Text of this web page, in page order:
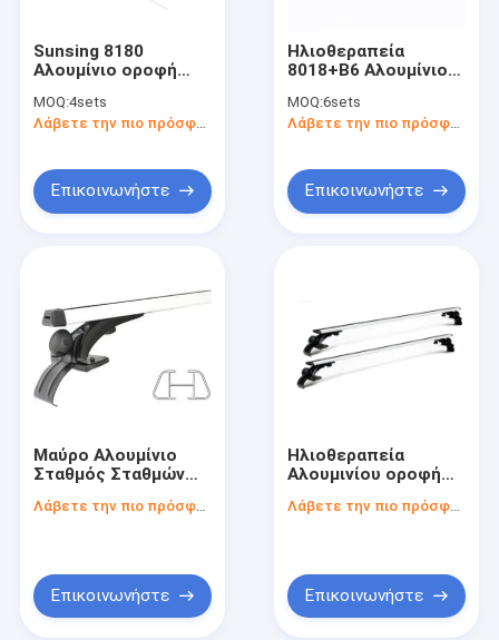
Sunsing 8180
Αλουμίνιο οροφή
Σταυροδέκτες Thule
Design Παγκόσμια
με κλειδαριές
Προσαρμοσμένη
παραγγελία ράκες
MOQ:4sets
Λάβετε την πιο πρόσφατη τιμή
Επικοινωνήστε
Ηλιοθεραπεία
8018+B6 Αλουμίνιο
Σταυροδέματα
Παγκόσμια αξεσουάρ
σφίξιμο Ανοίγει
Αλουμίνιο οροφή
Mount
MOQ:6sets
Λάβετε την πιο πρόσφατη τιμή
Επικοινωνήστε
Μαύρο Αλουμίνιο
Σταθμός Σταθμών
Αυτοκινήτων για
Λάβετε την πιο πρόσφατη τιμή
Επικοινωνήστε
Ηλιοθεραπεία
Αλουμινίου οροφή
Σταυροκόμβες
Λάβετε την πιο πρόσφατη τιμή
Επικοινωνήστε